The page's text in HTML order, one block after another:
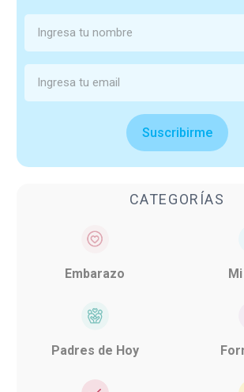
Suscribirme
CATEGORÍAS
Embarazo
Padres de Hoy